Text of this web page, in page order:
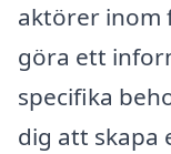
aktörer inom
göra ett
specifika
dig att skapa